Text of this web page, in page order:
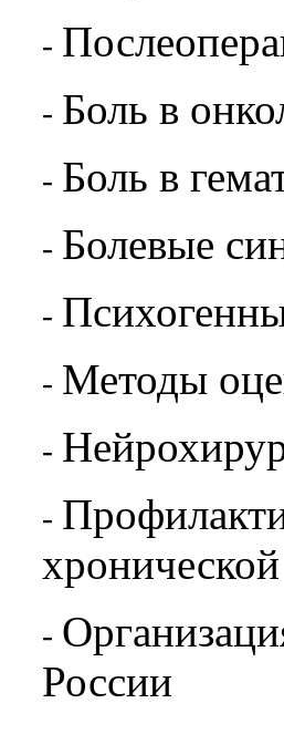
-
- Боль в
- Боль в
- Болевые
-
- Методы
-
-
-
России